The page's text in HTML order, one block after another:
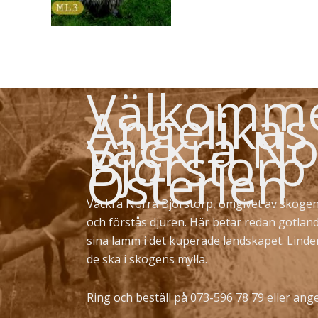
vackra
Björstorp
Österlen
Vackra Norra Björstorp, omgivet av
och förstås djuren. Här betar redan
sina lamm i det kuperade landskapet.
de ska i skogens mylla.
Ring och beställ på 073-596 78 79 eller